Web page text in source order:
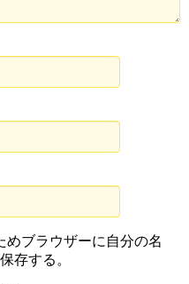
めブラウザーに自分の名
存する。